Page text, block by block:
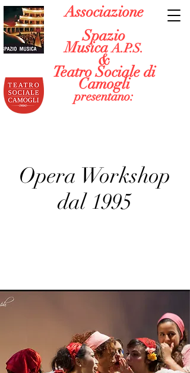
Associazione
Spazio
MusicaA.P.S.
&
Teatro Sociale di
Camogli
presentano:
Opera Workshop
dal 1995